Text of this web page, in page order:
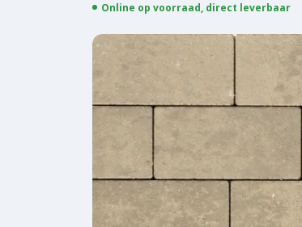
Online op voorraad, direct leverbaar